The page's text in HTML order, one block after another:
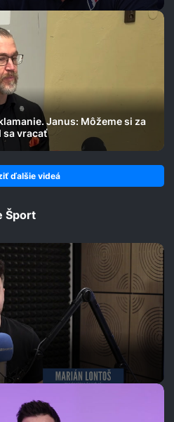
Janus: Môžeme si za
sa vracať
ďalšie videá
Šport